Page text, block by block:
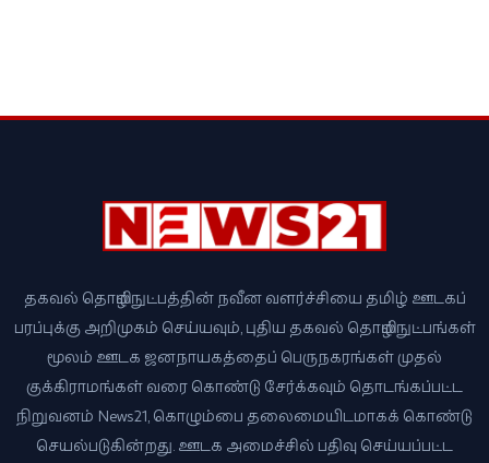
தகவல் தொழில்நுட்பத்தின் நவீன வளர்ச்சியை தமிழ் ஊடகப்
பரப்புக்கு அறிமுகம் செய்யவும், புதிய தகவல் தொழில்நுட்பங்கள்
மூலம் ஊடக ஜனநாயகத்தைப் பெருநகரங்கள் முதல்
குக்கிராமங்கள் வரை கொண்டு சேர்க்கவும் தொடங்கப்பட்ட
நிறுவனம் News21, கொழும்பை தலைமையிடமாகக் கொண்டு
செயல்படுகின்றது. ஊடக அமைச்சில் பதிவு செய்யப்பட்ட